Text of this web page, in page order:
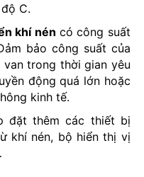
C.
khí nén có công suất
bảo công suất của
trong thời gian yêu
động quá lớn hoặc
kinh tế.
đặt thêm các thiết bị
khí nén, bộ hiển thị vị